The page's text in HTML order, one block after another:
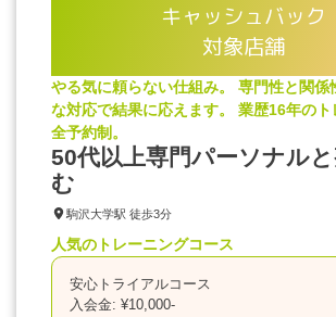
キャッシュバック
対象店舗
やる気に頼らない仕組み。 専門性と関係
な対応で結果に応えます。 業歴16年の
全予約制。
50代以上専門パーソナル
む
駒沢大学駅 徒歩3分
人気のトレーニングコース
安心トライアルコース
入会金: ¥10,000-